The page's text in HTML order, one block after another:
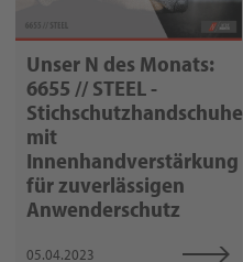
Unser N des Monats:
6655 // STEEL -
Stichschutzhandschuhe
mit
Innenhandverstärkung
für zuverlässigen
Anwenderschutz
05.04.2023